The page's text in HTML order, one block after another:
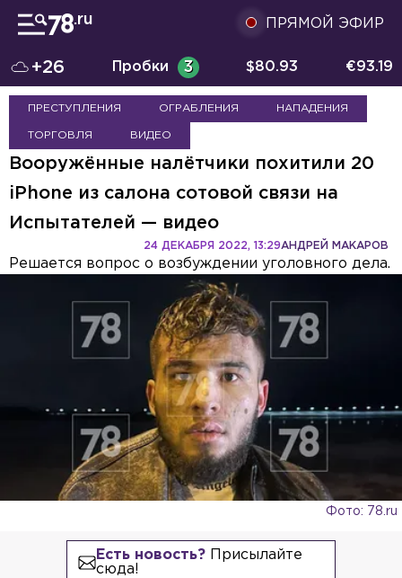
ПРЯМОЙ ЭФИР
+26 Пробки 3 $80.93 €93.19
ПРЕСТУПЛЕНИЯ ОГРАБЛЕНИЯ НАПАДЕНИЯ
ТОРГОВЛЯ ВИДЕО
Вооружённые налётчики похитили 20
iPhone из салона сотовой связи на
Испытателей — видео
АНДРЕЙ МАКАРОВ
24 ДЕКАБРЯ 2022, 13:29
Решается вопрос о возбуждении уголовного дела.
Фото: 78.ru
Есть новость?Присылайте
сюда!